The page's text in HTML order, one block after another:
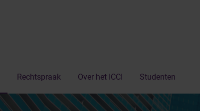
Rechtspraak Over het ICCI Studenten